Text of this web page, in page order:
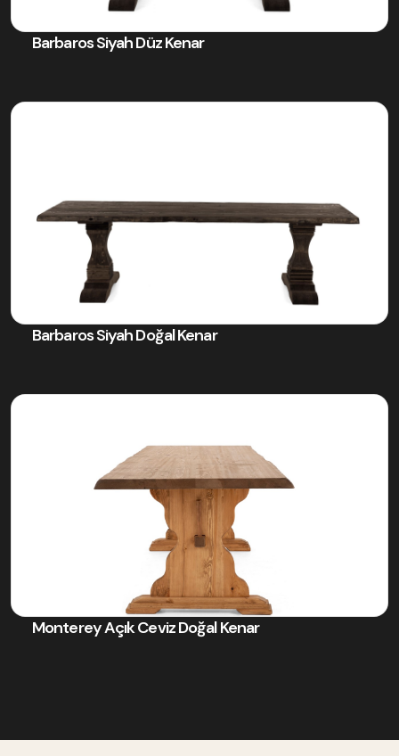
Barbaros Siyah Düz Kenar
Barbaros Siyah Doğal Kenar
Monterey Açık Ceviz Doğal Kenar